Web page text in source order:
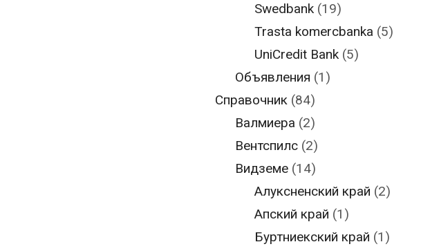
Swedbank (19)
Trasta komercbanka (5)
UniCredit Bank (5)
Объявления (1)
Справочник (84)
Валмиера (2)
Вентспилс(2)
Видземе(14)
Алуксненский край (2)
Апский край (1)
Буртниекский край (1)